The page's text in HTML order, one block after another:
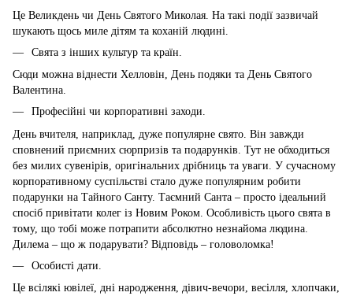
Це Великдень чи День Святого Миколая. На такі події зазвичай
шукають щось миле дітям та коханій людині.
Свята з інших культур та країн.
Сюди можна віднести Хелловін, День подяки та День Святого
Валентина.
Професійні чи корпоративні заходи.
День вчителя, наприклад, дуже популярне свято. Він завжди
сповнений приємних сюрпризів та подарунків. Тут не обходиться
без милих сувенірів, оригінальних дрібниць та уваги. У сучасному
корпоративному суспільстві стало дуже популярним робити
подарунки на Тайного Санту. Таємний Санта – просто ідеальний
спосіб привітати колег із Новим Роком. Особливість цього свята в
тому, що тобі може потрапити абсолютно незнайома людина.
Дилема – що ж подарувати? Відповідь – головоломка!
Особисті дати.
Це всілякі ювілеї, дні народження, дівич-вечори, весілля, хлопчаки,